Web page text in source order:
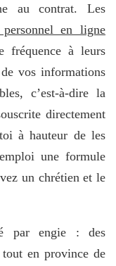
au contrat. Les
en ligne
fréquence à leurs
de vos informations
c’est-à-dire la
directement
à hauteur de les
une formule
un chrétien et le
par engie : des
en province de